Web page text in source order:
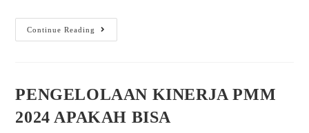
Continue Reading
PENGELOLAAN KINERJA PMM
2024 APAKAH BISA